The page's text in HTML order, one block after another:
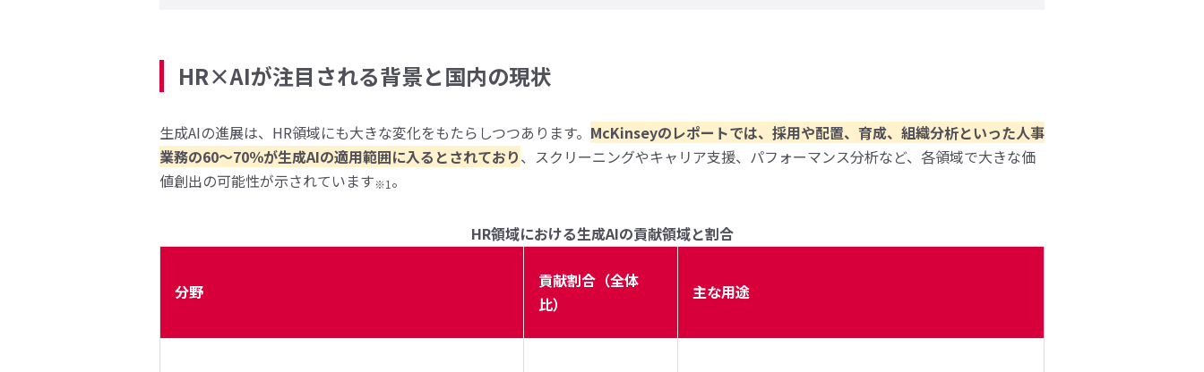
HR×AIが注目される背景と国内の現状
生成AIの進展は、HR領域にも大きな変化をもたらしつつあります。 McKinseyのレポートでは、採用や配置、育成、組織分析といった人事
業務の60～70％が生成AIの適用範囲に入るとされており、スクリーニングやキャリア支援、パフォーマンス分析など、各領域で大きな価
値創出の可能性が示されています※1 。
HR領域における生成AIの貢献領域と割合
分野
貢献割合（全体
比）
主な用途